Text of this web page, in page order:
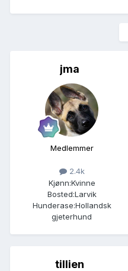
jma
Medlemmer
2.4k
Kjønn:Kvinne
Bosted:Larvik
Hunderase:Hollandsk
gjeterhund
tillien